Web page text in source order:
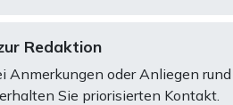
Redaktion
Anmerkungen oder Anliegen
Sie priorisierten Kontakt.